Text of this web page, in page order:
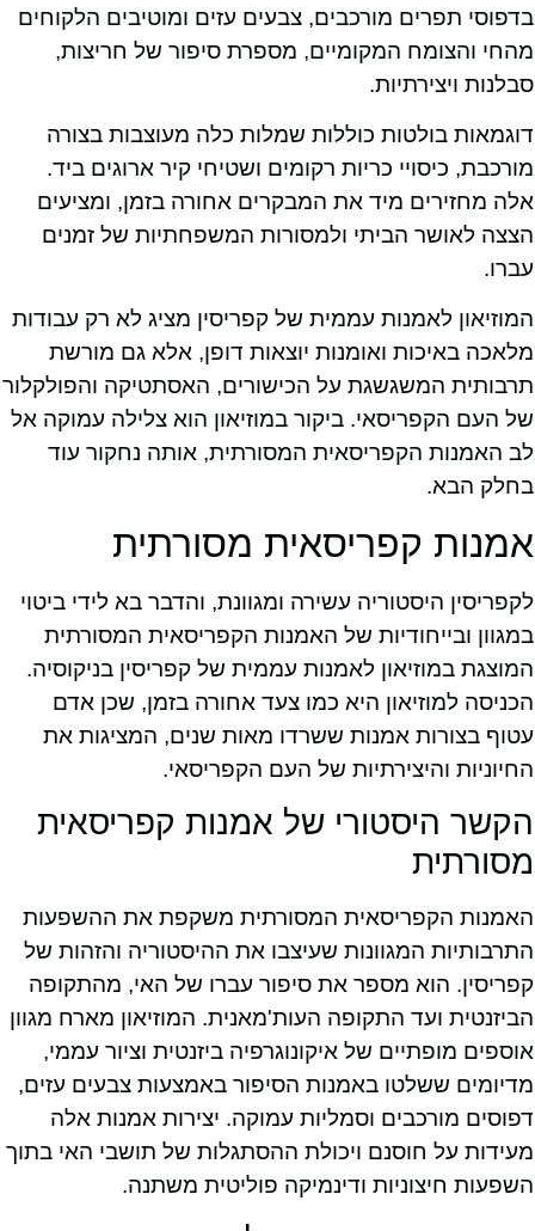
בדפוסי תפרים מורכבים, צבעים עזים ומוטיבים הלקוחים
מהחי והצומח המקומיים, מספרת סיפור של חריצות,
סבלנות ויצירתיות.
דוגמאות בולטות כוללות שמלות כלה מעוצבות בצורה
מורכבת, כיסויי כריות רקומים ושטיחי קיר ארוגים ביד.
אלה מחזירים מיד את המבקרים אחורה בזמן, ומציעים
הצצה לאושר הביתי ולמסורות המשפחתיות של זמנים
עברו.
המוזיאון לאמנות עממית של קפריסין מציג לא רק עבודות
מלאכה באיכות ואומנות יוצאות דופן, אלא גם מורשת
תרבותית המשגשגת על הכישורים, האסתטיקה והפולקלור
של העם הקפריסאי. ביקור במוזיאון הוא צלילה עמוקה אל
לב האמנות הקפריסאית המסורתית, אותה נחקור עוד
בחלק הבא.
אמנות קפריסאית מסורתית
לקפריסין היסטוריה עשירה ומגוונת, והדבר בא לידי ביטוי
במגוון ובייחודיות של האמנות הקפריסאית המסורתית
המוצגת במוזיאון לאמנות עממית של קפריסין בניקוסיה.
הכניסה למוזיאון היא כמו צעד אחורה בזמן, שכן אדם
עטוף בצורות אמנות ששרדו מאות שנים, המציגות את
החיוניות והיצירתיות של העם הקפריסאי.
הקשר היסטורי של אמנות קפריסאית
מסורתית
האמנות הקפריסאית המסורתית משקפת את ההשפעות
התרבותיות המגוונות שעיצבו את ההיסטוריה והזהות של
קפריסין. הוא מספר את סיפור עברו של האי, מהתקופה
הביזנטית ועד התקופה העות'מאנית. המוזיאון מארח מגוון
אוספים מופתיים של איקונוגרפיה ביזנטית וציור עממי,
מדיומים ששלטו באמנות הסיפור באמצעות צבעים עזים,
דפוסים מורכבים וסמליות עמוקה. יצירות אמנות אלה
מעידות על חוסנם ויכולת ההסתגלות של תושבי האי בתוך
השפעות חיצוניות ודינמיקה פוליטית משתנה.